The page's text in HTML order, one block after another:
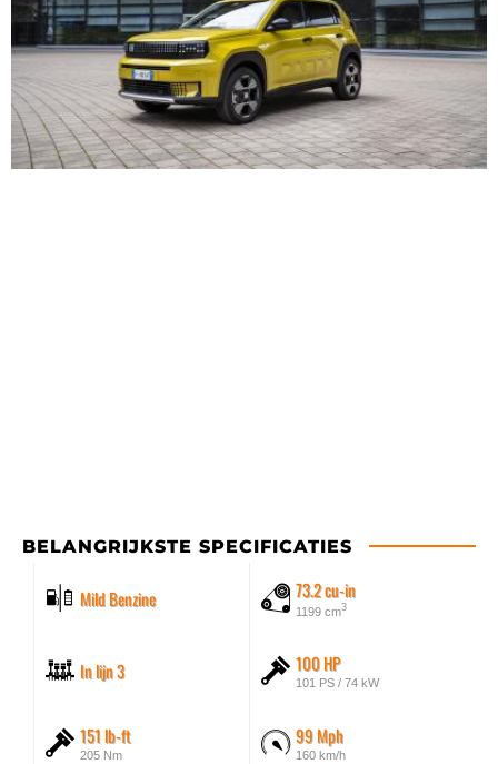
BELANGRIJKSTE SPECIFICATIES
Mild Benzine 73.2 cu-in
1199 cm3
In lijn 3 100 HP
101 PS / 74 kW
151 lb-ft
205 Nm
99 Mph
160 km/h